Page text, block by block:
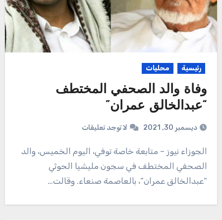
رئيسية محليات
وفاة والد الصحفي المختطف
“عبدالخالق عمران”
ديسمبر 30, 2021 لا توجد تعليقات
الصحفي المختطف في سجون مليشيا الحوثي
“عبدالخالق عمران”، بالعاصمة صنعاء. وقالت…